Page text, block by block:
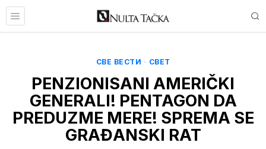
СВЕ ВЕСТИ · СВЕТ
PENZIONISANI AMERIČKI
GENERALI! PENTAGON DA
PREDUZME MERE! SPREMA SE
GRAĐANSKI RAT